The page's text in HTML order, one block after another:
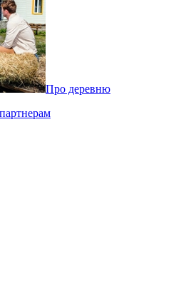
Про деревню